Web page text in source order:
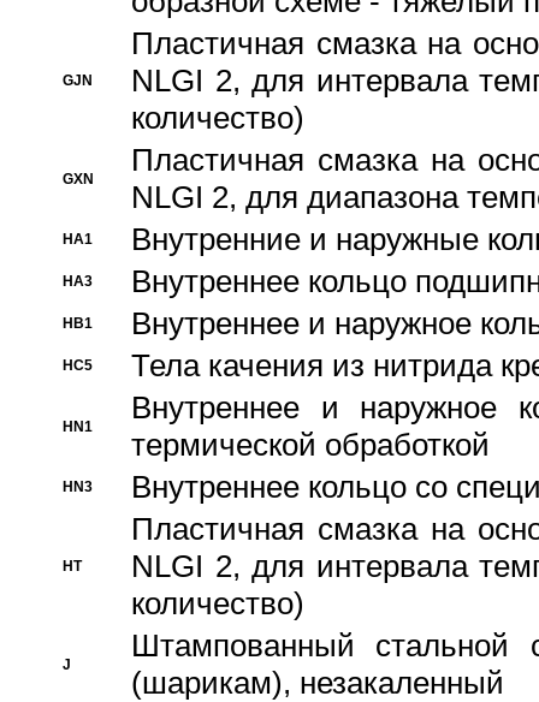
GJN
Пластичная смазка на
NLGI 2, для интервала
количество)
GXN
Пластичная смазка на
NLGI 2, для диапазона
HA1 Внутренние и наружные
HA3 Bнутреннее кольцо
HB1 Bнутреннее и наружное
HC5 Тела качения из нитрида
HN1
Bнутреннее и наружное
термической обработкой
HN3 Внутреннее кольцо со
HT
Пластичная смазка на
NLGI 2, для интервала
количество)
J
Штампованный стальной
(шарикам), незакаленный